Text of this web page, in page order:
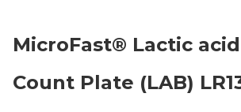
MicroFast® Lactic
Count Plate (LAB)